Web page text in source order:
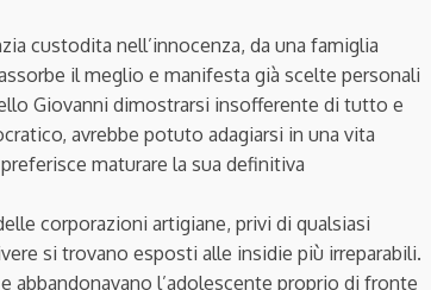
custodita nell’innocenza, da una famiglia
il meglio e manifesta già scelte personali
Giovanni dimostrarsi insofferente di tutto e
avrebbe potuto adagiarsi in una vita
maturare la sua definitiva
corporazioni artigiane, privi di qualsiasi
si trovano esposti alle insidie più irreparabili.
l’adolescente proprio di fronte